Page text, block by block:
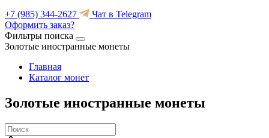
+7 (985) 344-2627
Чат в Telegram
Оформить заказ?
Фильтры поиска
Золотые иностранные монеты
Главная
Каталог монет
Золотые иностранные монеты